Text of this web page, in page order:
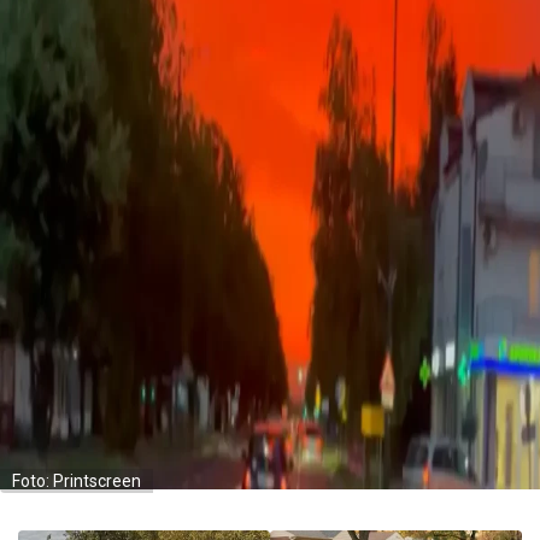
Foto: Printscreen